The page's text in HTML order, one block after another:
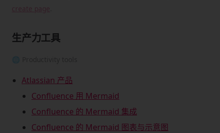
create page
生产力工具
🌐 Productivity tools
Atlassian 产品
Confluence 用 Mermaid
Confluence 的 Mermaid 集成
Confluence 的 Mermaid 图表与示意图